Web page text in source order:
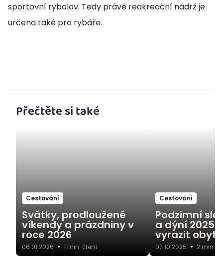
sportovní rybolov. Tedy právě reakreační nádrž je
určena také pro rybáře.
Přečtěte si také
Cestování
Svátky, prodloužené
víkendy a prázdniny v
roce 2026
06.01.2026 1 min. čtení
Cestování
Podzimní
a dýní 2025:
vyrazit
07.10.2025 2 min.